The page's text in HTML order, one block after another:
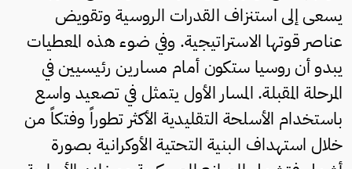
يسعى إلى استنزاف القدرات الروسية وتقويض
عناصر قوتها الاستراتيجية. وفي ضوء هذه المعطيات
يبدو أن روسيا ستكون أمام مسارين رئيسيين في
المرحلة المقبلة. المسار الأول يتمثل في تصعيد واسع
باستخدام الأسلحة التقليدية الأكثر تطوراً وفتكاً من
خلال استهداف البنية التحتية الأوكرانية بصورة